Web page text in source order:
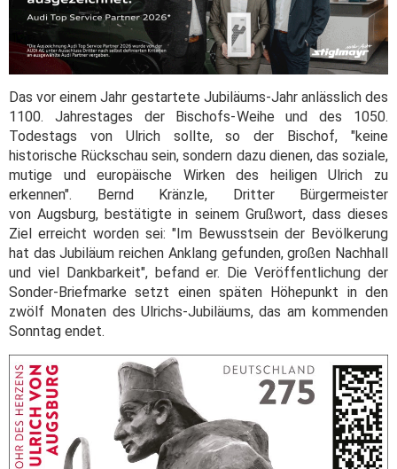
Das vor einem Jahr gestartete Jubiläums-Jahr anlässlich des
1100. Jahrestages der Bischofs-Weihe und des 1050.
Todestags von Ulrich sollte, so der Bischof, "keine
historische Rückschau sein, sondern dazu dienen, das soziale,
mutige und europäische Wirken des heiligen Ulrich zu
erkennen". Bernd Kränzle, Dritter Bürgermeister
von Augsburg, bestätigte in seinem Grußwort, dass dieses
Ziel erreicht worden sei: "Im Bewusstsein der Bevölkerung
hat das Jubiläum reichen Anklang gefunden, großen Nachhall
und viel Dankbarkeit", befand er. Die Veröffentlichung der
Sonder-Briefmarke setzt einen späten Höhepunkt in den
zwölf Monaten des Ulrichs-Jubiläums, das am kommenden
Sonntag endet.